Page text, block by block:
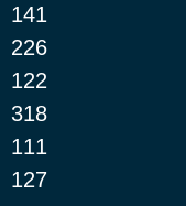
141
226
122
318
111
127